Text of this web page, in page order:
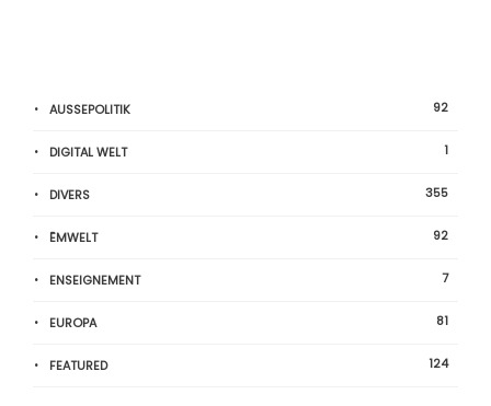
AUSSEPOLITIK 92
DIGITAL WELT 1
DIVERS 355
ËMWELT 92
ENSEIGNEMENT 7
EUROPA 81
FEATURED 124